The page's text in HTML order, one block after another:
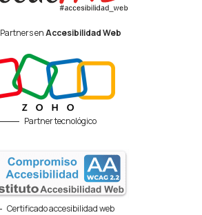
Partners enAccesibilidad Web
Partner tecnológico
Certificado accesibilidad web